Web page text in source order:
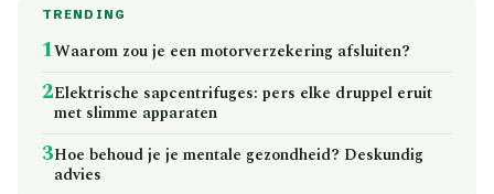
TRENDING
1Waarom zou je een motorverzekering afsluiten?
2Elektrische sapcentrifuges: pers elke druppel eruit
met slimme apparaten
3Hoe behoud je je mentale gezondheid? Deskundig
advies